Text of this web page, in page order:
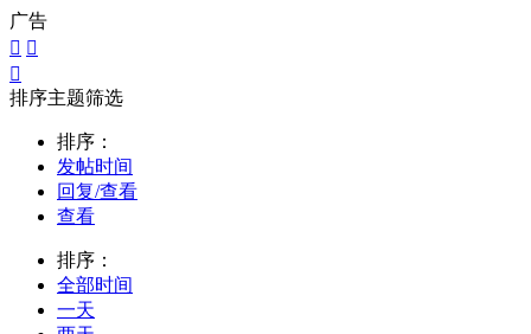
广告
 

排序主题筛选
排序：
发帖时间
回复/查看
查看
排序：
全部时间
一天